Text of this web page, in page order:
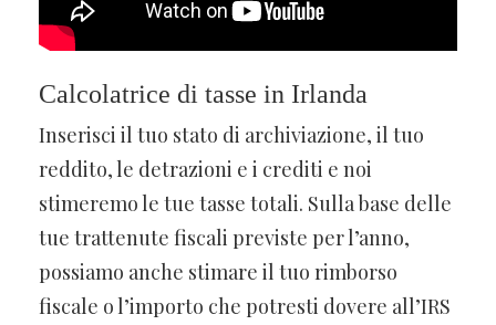
Calcolatrice di tasse in Irlanda
Inserisci il tuo stato di archiviazione, il tuo
reddito, le detrazioni e i crediti e noi
stimeremo le tue tasse totali. Sulla base delle
tue trattenute fiscali previste per l’anno,
possiamo anche stimare il tuo rimborso
fiscale o l’importo che potresti dovere all’IRS